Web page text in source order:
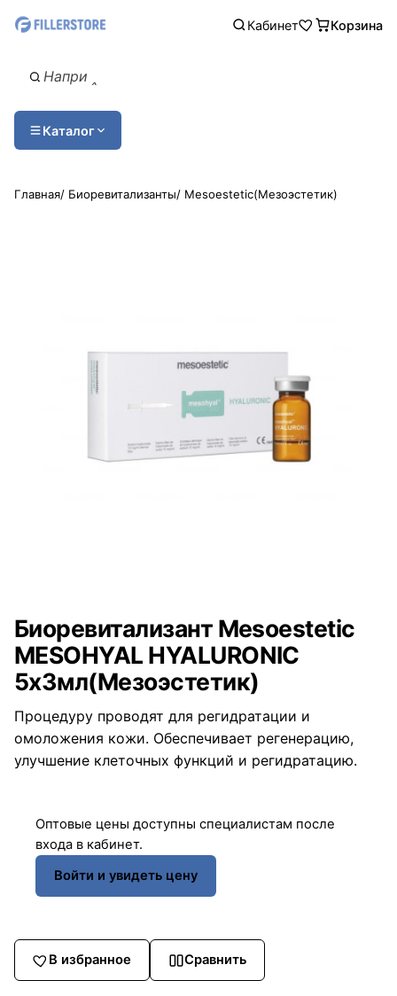
Кабинет Корзина
Каталог
Главная/ Биоревитализанты/ Mesoestetic(Мезоэстетик)
Биоревитализант Mesoestetic
MESOHYAL HYALURONIC
5х3мл(Мезоэстетик)
Процедуру проводят для регидратации и
омоложения кожи. Обеспечивает регенерацию,
улучшение клеточных функций и регидратацию.
Оптовые цены доступны специалистам после
входа в кабинет.
Войти и увидеть цену
В избранное Сравнить